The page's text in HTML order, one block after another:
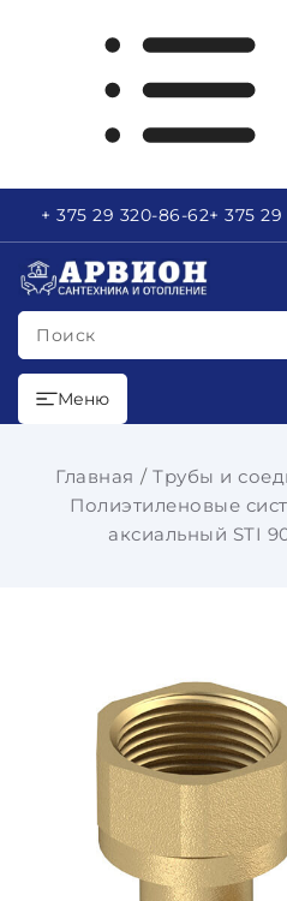
+ 375 29 320-86-62+ 375 29
Поиск
Меню
Главная
Трубы и
Полиэтиленовые
аксиальный STI